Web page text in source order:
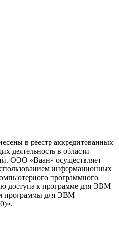
в реестр аккредитованных
деятельность в области
ООО «Ваан» осуществляет
информационных
программного
доступа к программе для ЭВМ
программы для ЭВМ